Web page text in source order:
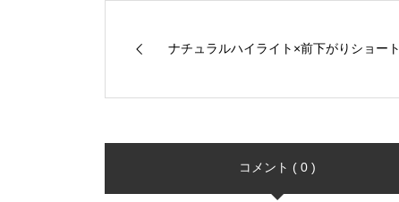
ナチュラルハイライト×前下がりショート
コメント ( 0 )